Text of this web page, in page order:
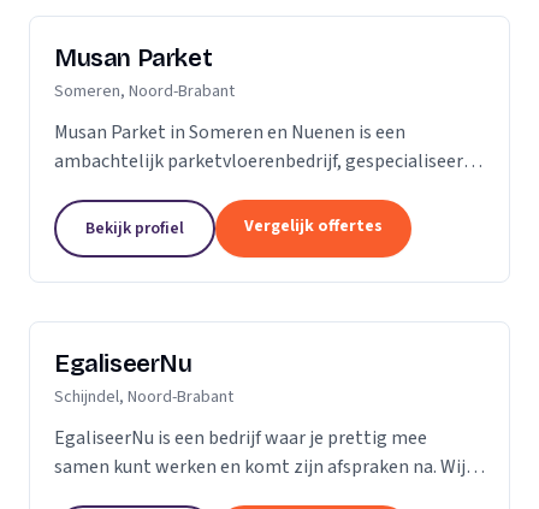
Musan Parket
Someren, Noord-Brabant
Musan Parket in Someren en Nuenen is een
ambachtelijk parketvloerenbedrijf, gespecialiseerd
het adres bij uitstek voor de renovatie van
bestaande...
Bekijk profiel Vergelijk offertes
EgaliseerNu
Schijndel, Noord-Brabant
EgaliseerNu is een bedrijf waar je prettig mee
samen kunt werken en komt zijn afspraken na. Wij